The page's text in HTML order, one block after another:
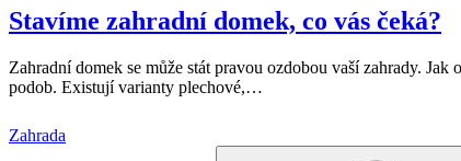
Stavíme zahradní domek, co vás čeká?
Zahradní domek se může stát pravou ozdobou vaší zahrady.
podob. Existují varianty plechové,…
Zahrada